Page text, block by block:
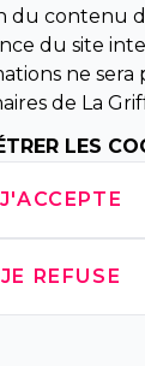
de vente
du contenu
du site
ne sera
de La
LES
J'ACCEPTE
JE REFUSE